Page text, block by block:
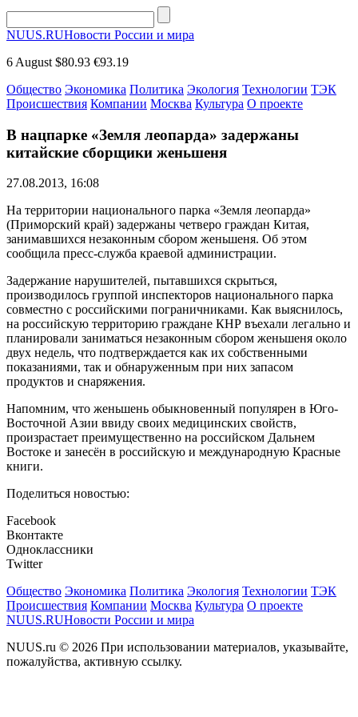
NUUS.RUНовости России и мира
6 August $80.93 €93.19
Общество Экономика Политика Экология Технологии ТЭК
Происшествия Компании Москва Культура О проекте
В нацпарке «Земля леопарда» задержаны
китайские сборщики женьшеня
27.08.2013, 16:08
На территории национального парка «Земля леопарда»
(Приморский край) задержаны четверо граждан Китая,
занимавшихся незаконным сбором женьшеня. Об этом
сообщила пресс-служба краевой администрации.
Задержание нарушителей, пытавшихся скрыться,
производилось группой инспекторов национального парка
совместно с российскими пограничниками. Как выяснилось,
на российскую территорию граждане КНР въехали легально и
планировали заниматься незаконным сбором женьшеня около
двух недель, что подтверждается как их собственными
показаниями, так и обнаруженным при них запасом
продуктов и снаряжения.
Напомним, что женьшень обыкновенный популярен в Юго-
Восточной Азии ввиду своих медицинских свойств,
произрастает преимущественно на российском Дальнем
Востоке и занесён в российскую и международную Красные
книги.
Поделиться новостью:
Facebook
Вконтакте
Одноклассники
Twitter
Общество Экономика Политика Экология Технологии ТЭК
Происшествия Компании Москва Культура О проекте
NUUS.RUНовости России и мира
NUUS.ru © 2026 При использовании материалов, указывайте,
пожалуйства, активную ссылку.